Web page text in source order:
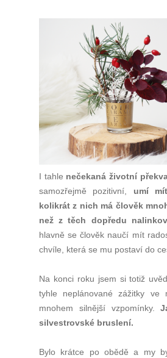
I tahle nečekaná životní
samozřejmě pozitivní, umí
kolikrát z nich má člověk
než z těch dopředu
hlavně se člověk naučí mít
chvíle, která se mu postaví do
Na konci roku jsem si totiž
tyhle neplánované zážitky ve
mnohem silnější vzpomínky.
silvestrovské bruslení.
Bylo krátce po obědě a my